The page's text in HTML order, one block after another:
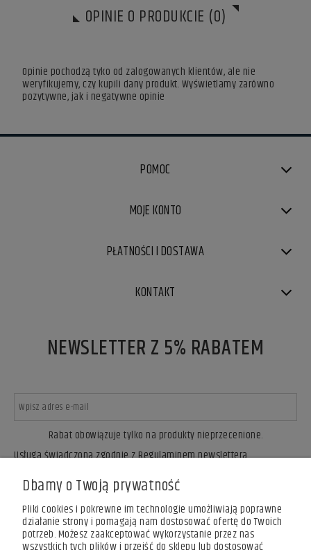
OPINIE O PRODUKCIE (0)
Opinie pochodzą tyko od zalogowanych klientów, ale nie
weryfikujemy, czy kupili dany produkt. Wyświetlamy zarówno
pozytywne, jak i negatywne opinie
POMOC
MOJE KONTO
PŁATNOŚCI I DOSTAWA
KONTAKT
NEWSLETTER Z 5% RABATEM
Rabat obowiązuje tylko na produkty nieprzecenione.
ZAPISZ SIĘ
Usługa świadczona zgodnie z Regulaminem newslettera.
Dbamy o Twoją prywatność
Pliki cookies i pokrewne im technologie umożliwiają poprawne
działanie strony i pomagają nam dostosować ofertę do Twoich
potrzeb. Możesz zaakceptować wykorzystanie przez nas